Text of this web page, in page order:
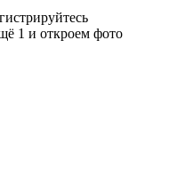
1 и откроем фото